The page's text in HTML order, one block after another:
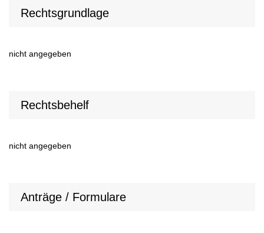
Rechtsgrundlage
nicht angegeben
Rechtsbehelf
nicht angegeben
Anträge / Formulare